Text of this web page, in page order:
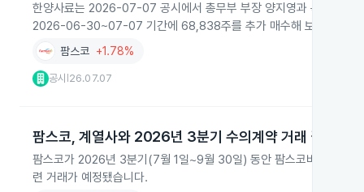
한양사료는 2026-07-07 공시에서 총무부 부장 양지영과 특별관계
2026-06-30~07-07 기간에 68,838주를 추가 매수해 보유 지분을
팜스코 +1.78%
공시 26.07.07
팜스코, 계열사와 2026년 3분기 수의계약 거래 결정
팜스코가 2026년 3분기(7월 1일~9월 30일) 동안 팜스코바이오인티
련 거래가 예정됐습니다.